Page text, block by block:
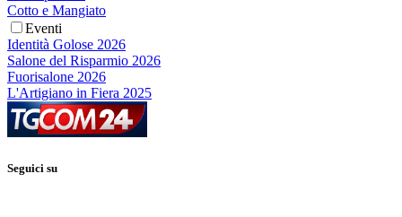
Cotto e Mangiato
Eventi
Identità Golose 2026
Salone del Risparmio 2026
Fuorisalone 2026
L'Artigiano in Fiera 2025
Seguici su